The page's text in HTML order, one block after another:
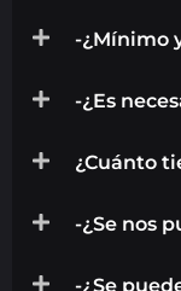
-¿Mínimo
-¿Es
¿Cuánto
-¿Se nos
-¿Se